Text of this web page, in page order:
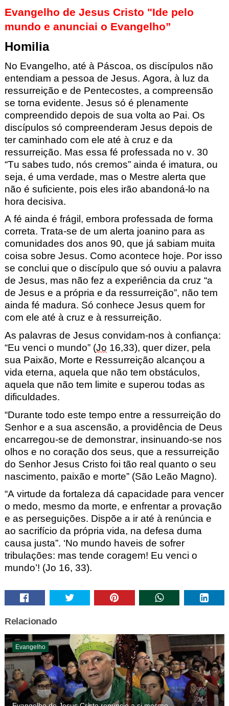
Evangelho de Jesus Cristo "Ide pelo
mundo e anunciai o Evangelho”
Homilia
No Evangelho, até à Páscoa, os discípulos não
entendiam a pessoa de Jesus. Agora, à luz da
ressurreição e de Pentecostes, a compreensão
se torna evidente. Jesus só é plenamente
compreendido depois de sua volta ao Pai. Os
discípulos só compreenderam Jesus depois de
ter caminhado com ele até à cruz e da
ressurreição. Mas essa fé professada no v. 30
“Tu sabes tudo, nós cremos”ainda é imatura, ou
seja, é uma verdade, mas o Mestre alerta que
não é suficiente, pois eles irão abandoná-lo na
hora decisiva.
A fé ainda é frágil, embora professada de forma
correta. Trata-se de um alerta joanino para as
comunidades dos anos 90, que já sabiam muita
coisa sobre Jesus. Como acontece hoje. Por isso
se conclui que o discípulo que só ouviu a palavra
de Jesus, mas não fez a experiência da cruz “a
de Jesus e a própriae da ressurreição”, não tem
ainda fé madura. Só conhece Jesus quem for
com ele até à cruz e à ressurreição.
As palavras de Jesus convidam-nos à confiança:
“Eu venci o mundo” (Jo 16,33), quer dizer, pela
sua Paixão, Morte e Ressurreição alcançou a
vida eterna, aquela que não tem obstáculos,
aquela que não tem limite e superou todas as
dificuldades.
“Durante todo este tempo entre a ressurreição do
Senhor e a sua ascensão, a providência de Deus
encarregou-se de demonstrar, insinuando-se nos
olhos e no coração dos seus, que a ressurreição
do Senhor Jesus Cristo foi tão real quanto o seu
nascimento, paixão e morte” (São Leão Magno).
“A virtude da fortaleza dá capacidade para vencer
o medo, mesmo da morte, e enfrentar a provação
e as perseguições. Dispõe a ir até à renúncia e
ao sacrifício da própria vida, na defesa duma
causa justa”. ‘No mundo haveis de sofrer
tribulações: mas tende coragem! Eu venci o
mundo’! (Jo 16, 33).
Relacionado
Evangelho